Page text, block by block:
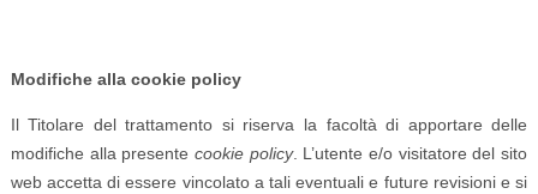
Modifiche alla cookie policy
Il Titolare del trattamento si riserva la facoltà di apportare delle
modifiche alla presente cookie policy. L’utente e/o visitatore del sito
web accetta di essere vincolato a tali eventuali e future revisioni e si